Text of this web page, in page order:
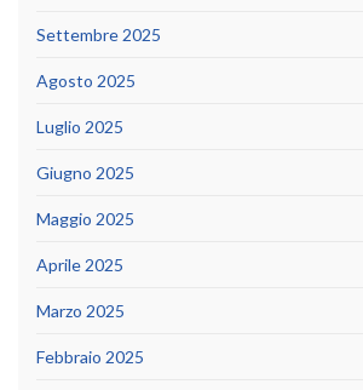
Settembre 2025
Agosto 2025
Luglio 2025
Giugno 2025
Maggio 2025
Aprile 2025
Marzo 2025
Febbraio 2025